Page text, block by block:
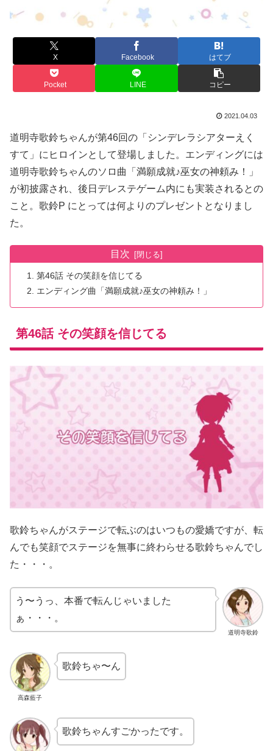
X Facebook はてブ
Pocket LINE コピー
2021.04.03
道明寺歌鈴ちゃんが第46回の「シンデレラシアターえく
すて」にヒロインとして登場しました。エンディングには
道明寺歌鈴ちゃんのソロ曲「満願成就♪巫女の神頼み！」
が初披露され、後日デレステゲーム内にも実装されるとの
こと。歌鈴P にとっては何よりのプレゼントとなりまし
た。
目次
第46話 その笑顔を信じてる
エンディング曲「満願成就♪巫女の神頼み！」
第46話 その笑顔を信じてる
歌鈴ちゃんがステージで転ぶのはいつもの愛嬌ですが、転
んでも笑顔でステージを無事に終わらせる歌鈴ちゃんでし
た・・・。
道明寺歌鈴
う〜うっ、本番で転んじゃいました
ぁ・・・。
高森藍子
歌鈴ちゃ〜ん
歌鈴ちゃんすごかったです。